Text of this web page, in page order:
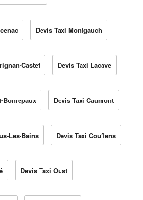
Devis Taxi Montgauch
Castet Devis Taxi Lacave
Bonrepaux Devis Taxi Caumont
Les-Bains Devis Taxi Couflens
Devis Taxi Oust